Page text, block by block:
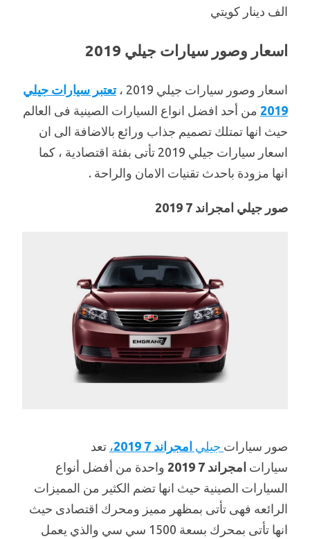
الف دينار كويتي
اسعار وصور سيارات جيلي 2019
اسعار وصور سيارات جيلي 2019 ،
تعتبر سيارات جيلي
2019 من أحد افضل انواع السيارات الصينية فى العالم
حيث انها تمتلك تصميم جذاب ورائع بالاضافة الى ان
اسعار سيارات جيلي 2019 تأتى بفئة اقتصادية ، كما
انها مزودة باحدث تقنيات الامان والراحة .
صور جيلي امجراند 7 2019
صور سيارات جيلي امجراند 7 2019 ، تعد
سيارات امجراند 7 2019
واحدة من أفضل أنواع
السيارات الصينية حيث انها تضم الكثير من المميزات
الرائعه فهى تأتى بمظهر مميز ومحرك اقتصادى حيث
انها تأتى بمحرك بسعة 1500 سي سي والذي يعمل